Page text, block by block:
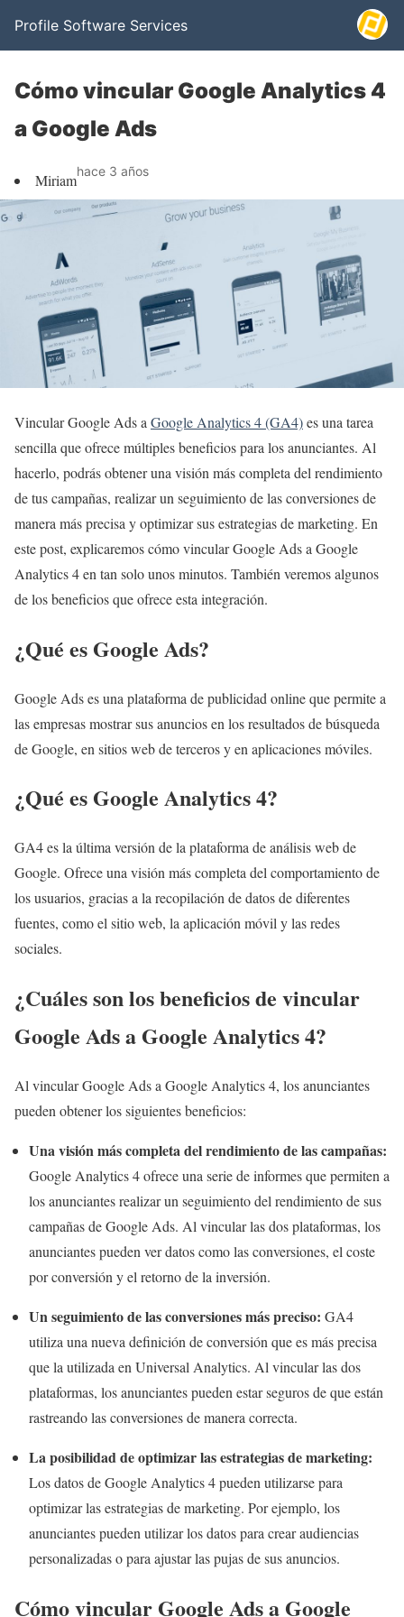
Profile Software Services
Cómo vincular Google Analytics 4
a Google Ads
Miriamhace 3 años
Vincular Google Ads a Google Analytics 4 (GA4)es una tarea
sencilla que ofrece múltiples beneficios para los anunciantes. Al
hacerlo, podrás obtener una visión más completa del rendimiento
de tus campañas, realizar un seguimiento de las conversiones de
manera más precisa y optimizar sus estrategias de marketing. En
este post, explicaremos cómo vincular Google Ads a Google
Analytics 4 en tan solo unos minutos. También veremos algunos
de los beneficios que ofrece esta integración.
¿Qué es Google Ads?
Google Ads es una plataforma de publicidad online que permite a
las empresas mostrar sus anuncios en los resultados de búsqueda
de Google, en sitios web de terceros y en aplicaciones móviles.
¿Qué es Google Analytics 4?
GA4 es la última versión de la plataforma de análisis web de
Google. Ofrece una visión más completa del comportamiento de
los usuarios, gracias a la recopilación de datos de diferentes
fuentes, como el sitio web, la aplicación móvil y las redes
sociales.
¿Cuáles son los beneficios de vincular
Google Ads a Google Analytics 4?
Al vincular Google Ads a Google Analytics 4, los anunciantes
pueden obtener los siguientes beneficios:
Una visión más completa del rendimiento de las campañas:
Google Analytics 4 ofrece una serie de informes que permiten a
los anunciantes realizar un seguimiento del rendimiento de sus
campañas de Google Ads. Al vincular las dos plataformas, los
anunciantes pueden ver datos como las conversiones, el coste
por conversión y el retorno de la inversión.
Un seguimiento de las conversiones más preciso: GA4
utiliza una nueva definición de conversión que es más precisa
que la utilizada en Universal Analytics. Al vincular las dos
plataformas, los anunciantes pueden estar seguros de que están
rastreando las conversiones de manera correcta.
La posibilidad de optimizar las estrategias de marketing:
Los datos de Google Analytics 4 pueden utilizarse para
optimizar las estrategias de marketing. Por ejemplo, los
anunciantes pueden utilizar los datos para crear audiencias
personalizadas o para ajustar las pujas de sus anuncios.
Cómo vincular Google Ads a Google